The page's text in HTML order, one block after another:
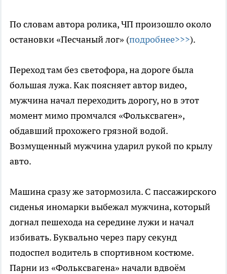
По словам автора ролика, ЧП произошло около
остановки «Песчаный лог» (подробнее>>>).
Переход там без светофора, на дороге была
большая лужа. Как поясняет автор видео,
мужчина начал переходить дорогу, но в этот
момент мимо промчался «Фольксваген»,
обдавший прохожего грязной водой.
Возмущенный мужчина ударил рукой по крылу
авто.
Машина сразу же затормозила. С пассажирского
сиденья иномарки выбежал мужчина, который
догнал пешехода на середине лужи и начал
избивать. Буквально через пару секунд
подоспел водитель в спортивном костюме.
Парни из «Фольксвагена» начали вдвоём